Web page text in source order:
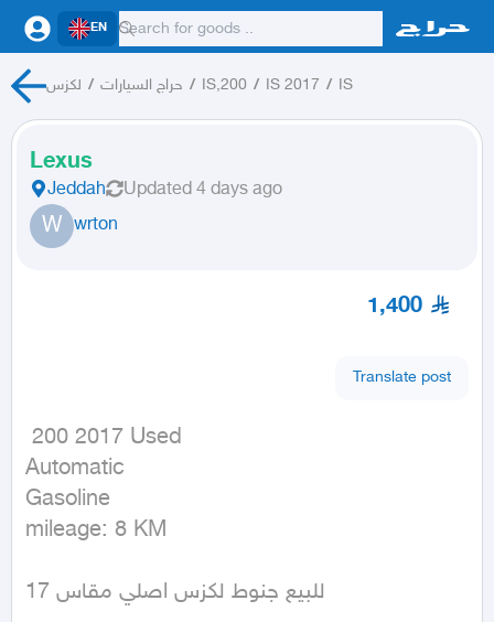
EN
لكزس / حراج السيارات / IS,200 / IS 2017 / IS
Lexus
Jeddah Updated 4 days ago
W wrton
1,400
Translate post
Automatic
Gasoline
mileage: 8 KM
للبيع جنوط لكزس اصلي مقاس 17